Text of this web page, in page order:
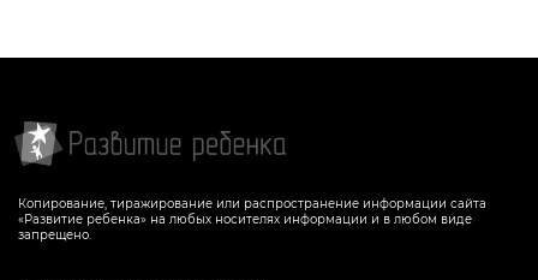
Копирование, тиражирование или распространение информации сайта
«Развитие ребенка» на любых носителях информации и в любом виде
запрещено.